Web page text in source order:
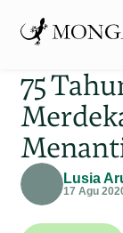
75
Lusia
17 Agu